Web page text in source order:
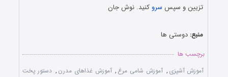
تزیین و سپس سروکنید. نوش جان
منبع: دوستی ها
برچسب ها
آموزش آشپزی , آموزش شامی مرغ , آموزش غذاهای مدرن , دستور پخت